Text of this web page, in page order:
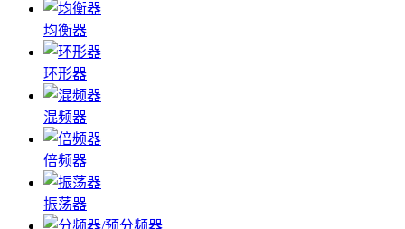
均衡器
环形器
混频器
倍频器
振荡器